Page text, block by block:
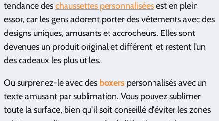
tendance deschaussettes personnaliséesest en plein
essor, car les gens adorent porter des vêtements avec des
designs uniques, amusants et accrocheurs. Elles sont
devenues un produit original et différent, et restent l'un
des cadeaux les plus utiles.
Ou surprenez-le avec des boxers personnalisés avec un
texte amusant par sublimation. Vous pouvez sublimer
toute la surface, bien qu'il soit conseillé d'éviter les zones